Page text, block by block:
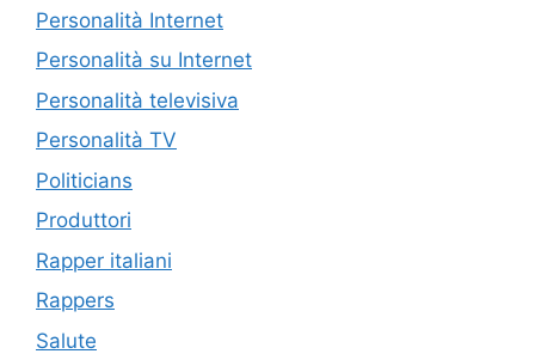
Personalità Internet
Personalità su Internet
Personalità televisiva
Personalità TV
Politicians
Produttori
Rapper italiani
Rappers
Salute